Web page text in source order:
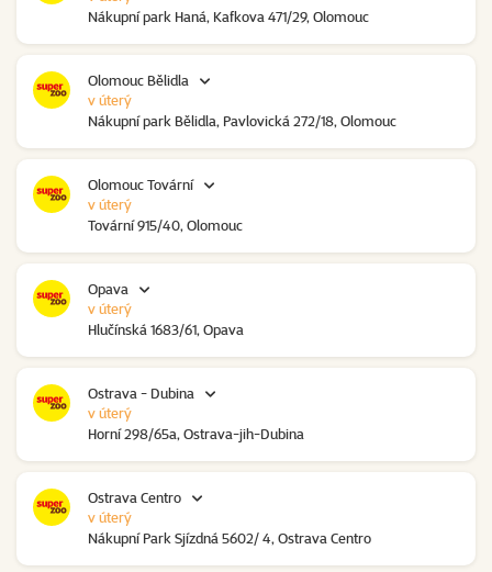
Nákupní park Haná, Kafkova 471/29, Olomouc
Olomouc Bělidla
Nákupní park Bělidla, Pavlovická 272/18, Olomouc
v úterý
Olomouc Tovární
Tovární 915/40, Olomouc
v úterý
Opava
Hlučínská 1683/61, Opava
v úterý
Ostrava - Dubina
Horní 298/65a, Ostrava-jih-Dubina
v úterý
Ostrava Centro
Nákupní Park Sjízdná 5602/ 4, Ostrava Centro
v úterý